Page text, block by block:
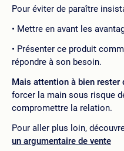
Pour éviter de paraître
Mettre en avant les
Présenter ce produit
répondre à son besoin.
Mais attention à bien rester
forcer la main sous risque
compromettre la relation.
Pour aller plus loin,
un argumentaire de vente